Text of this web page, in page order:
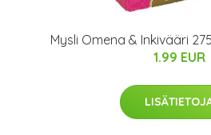
Mysli Omena & Inkivääri
1.99 EUR